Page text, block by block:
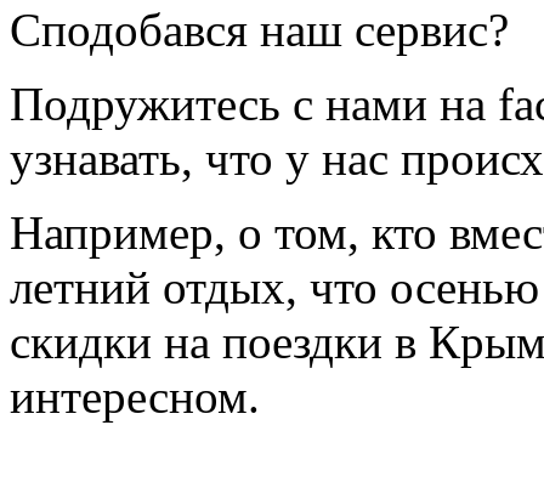
Сподобався наш сервис?
Подружитесь с нами на
узнавать, что у нас
Например, о том, кто
летний отдых, что
скидки на поездки в
интересном.